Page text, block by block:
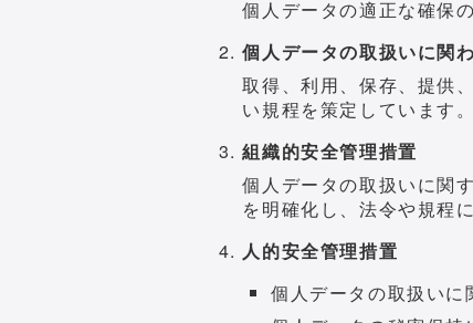
個人データの適正な確保
個人データの取扱いに関
取得、利用、保存、提供
い規程を策定しています。
組織的安全管理措置
個人データの取扱いに関
を明確化し、法令や規程
人的安全管理措置
個人データの取扱いに